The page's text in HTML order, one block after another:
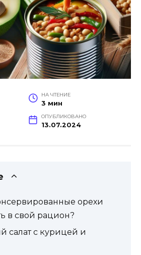
НА ЧТЕНИЕ
3 мин
ОПУБЛИКОВАНО
13.07.2024
орехи
в свой рацион?
салат с курицей и